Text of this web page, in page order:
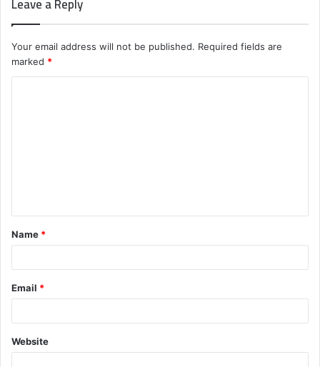
Your email address will not be published. Required fields are
marked *
t
*
Name *
Email *
Website